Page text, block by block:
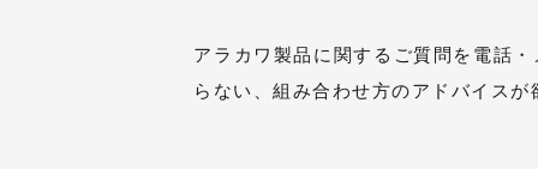
アラカワ製品に関するご質問を電話
らない、組み合わせ方のアドバイス